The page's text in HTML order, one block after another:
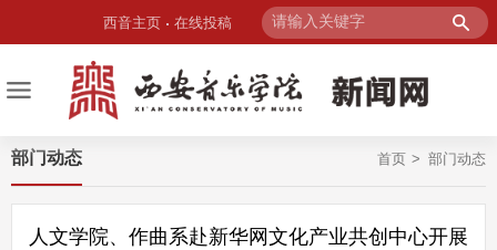
西音主页 在线投稿
首页 部门动态
部门动态
人文学院、作曲系赴新华网文化产业共创中心开展